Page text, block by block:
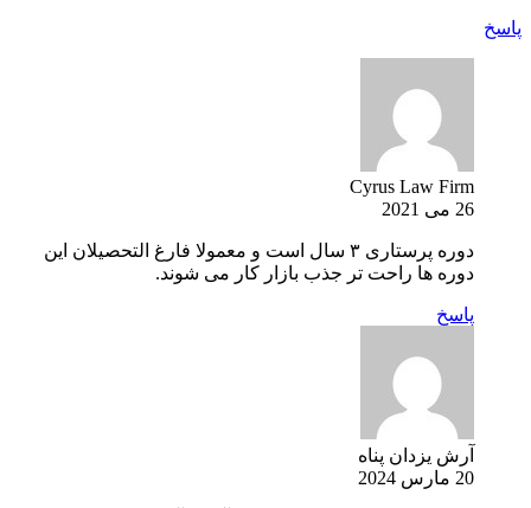
پاسخ
Cyrus Law Firm
26 می 2021
دوره پرستاری ۳ سال است و معمولا فارغ التحصیلان این
دوره ها راحت تر جذب بازار کار می شوند.
پاسخ
آرش یزدان پناه
20 مارس 2024